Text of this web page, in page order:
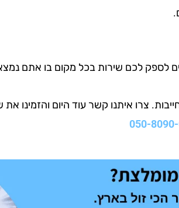
לספק לכם שירות בכל מקום בו אתם
צרו איתנו קשר עוד היום והזמינו את
050-